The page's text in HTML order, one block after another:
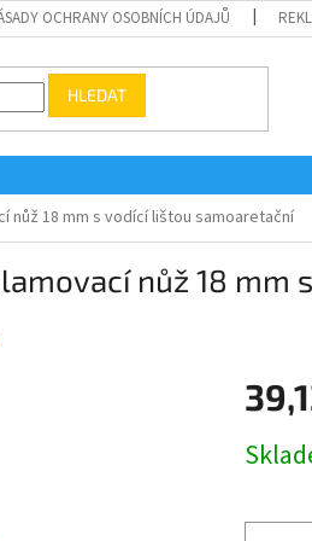
OCHRANY OSOBNÍCH ÚDAJŮ
HLEDAT
nůž 18 mm s vodící lištou samoaretační
nůž 18
cena: